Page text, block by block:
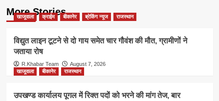
More Stories
खाजूवाला क्राईम बीकानेर ब्रेकिंग न्यूज राजस्थान
विद्युत लाइन टूटने से दो गाय समेत चार गौवंश की मौत, ग्रामीणों ने
जताया रोष
R.Khabar Team
August 7, 2026
खाजूवाला
बीकानेर राजस्थान
उपखण्ड कार्यालय पूगल में रिक्त पदों को भरने की मांग तेज, बार